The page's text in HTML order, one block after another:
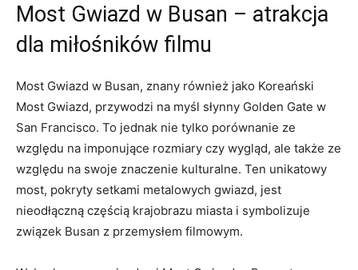
Most⁤ Gwiazd w Busan – atrakcja
dla miłośników filmu
Most Gwiazd w Busan, znany również jako Koreański
Most Gwiazd, przywodzi na‍ myśl słynny Golden Gate w⁤
San Francisco.⁢ To jednak nie tylko porównanie ze
względu na imponujące rozmiary czy wygląd, ale także ze
względu na swoje znaczenie kulturalne. ⁢Ten unikatowy
most,⁣ pokryty ​setkami metalowych gwiazd, jest
nieodłączną częścią krajobrazu miasta i symbolizuje
związek Busan z⁢ przemysłem filmowym.